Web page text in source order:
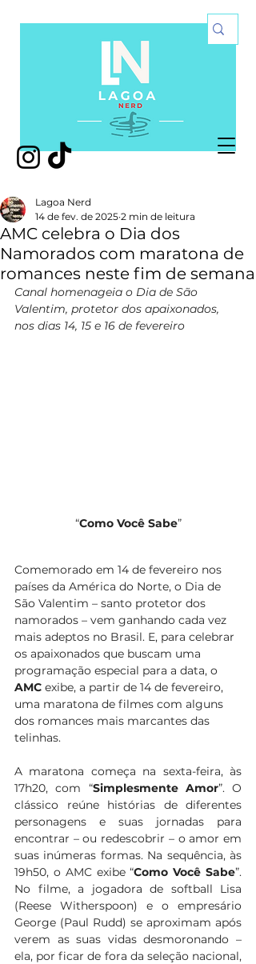
AMC celebra o Dia dos
Namorados com maratona de
romances neste fim de semana
Lagoa Nerd
14 de fev. de 2025 2 min de leitura
Canal homenageia o Dia de São
Valentim, protetor dos apaixonados,
nos dias 14, 15 e 16 de fevereiro
“Como Você Sabe”
Comemorado em 14 de fevereiro nos
países da América do Norte, o Dia de
São Valentim – santo protetor dos
namorados – vem ganhando cada vez
mais adeptos no Brasil. E, para celebrar
os apaixonados que buscam uma
programação especial para a data, o
AMC exibe, a partir de 14 de fevereiro,
uma maratona de filmes com alguns
dos romances mais marcantes das
telinhas.
A maratona começa na sexta-feira, às
17h20, com “Simplesmente Amor”. O
clássico reúne histórias de diferentes
personagens e suas jornadas para
encontrar – ou redescobrir – o amor em
suas inúmeras formas. Na sequência, às
19h50, o AMC exibe “Como Você Sabe”.
No filme, a jogadora de softball Lisa
(Reese Witherspoon) e o empresário
George (Paul Rudd) se aproximam após
verem as suas vidas desmoronando –
ela, por ficar de fora da seleção nacional,